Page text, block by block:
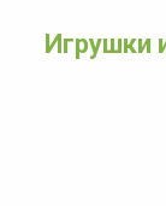
Игрушки